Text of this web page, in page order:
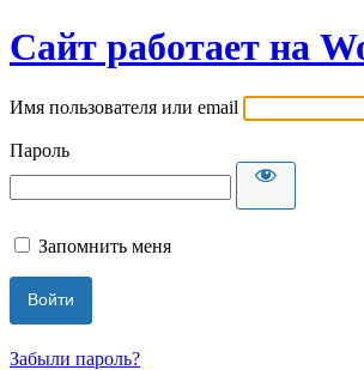
Сайт работает на
Имя пользователя или email
Пароль
Запомнить меня
Забыли пароль?